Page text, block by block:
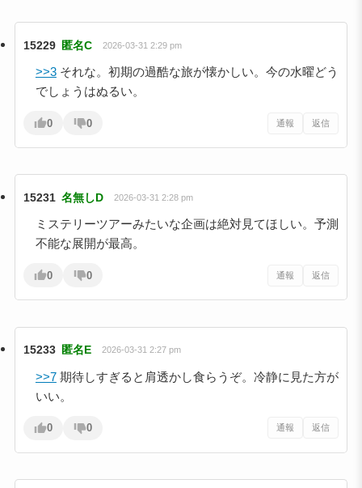
15229 匿名C 2026-03-31 2:29 pm
>>3それな。初期の過酷な旅が懐かしい。今の水曜どう
でしょうはぬるい。
0 0 通報 返信
15231 名無しD 2026-03-31 2:28 pm
ミステリーツアーみたいな企画は絶対見てほしい。予測
不能な展開が最高。
0 0 通報 返信
15233 匿名E 2026-03-31 2:27 pm
>>7期待しすぎると肩透かし食らうぞ。冷静に見た方が
いい。
0 0 通報 返信